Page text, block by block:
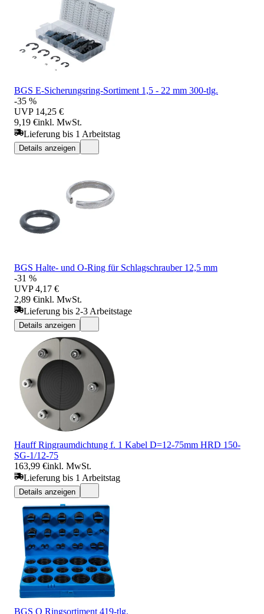
BGS E-Sicherungsring-Sortiment 1,5 - 22 mm 300-tlg.
-35 %
UVP 14,25 €
9,19 €inkl. MwSt.
Lieferung bis 1 Arbeitstag
Details anzeigen
BGS Halte- und O-Ring für Schlagschrauber 12,5 mm
-31 %
UVP 4,17 €
2,89 €inkl. MwSt.
Lieferung bis 2-3 Arbeitstage
Details anzeigen
Hauff Ringraumdichtung f. 1 Kabel D=12-75mm HRD 150-
SG-1/12-75
163,99 €inkl. MwSt.
Lieferung bis 1 Arbeitstag
Details anzeigen
BGS O Ringsortiment 419-tlg.